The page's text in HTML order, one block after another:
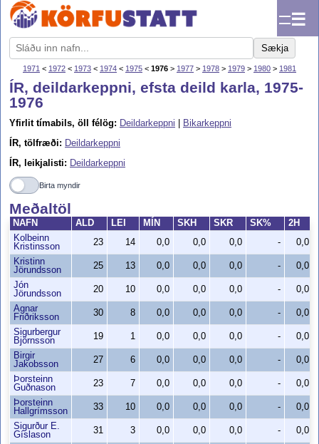
☰
Sækja
1971 < 1972 < 1973 < 1974 < 1975 < 1976 > 1977 > 1978 > 1979 > 1980 > 1981
ÍR, deildarkeppni, efsta deild karla, 1975-
1976
Yfirlit tímabils, öll félög: Deildarkeppni
Bikarkeppni
ÍR, tölfræði: Deildarkeppni
ÍR, leikjalisti: Deildarkeppni
Birta myndir
Meðaltöl
NAFN ALD LEI MÍN SKH SKR SK% 2H
Kolbeinn
Kristinsson
23 14 0,0 0,0 0,0 -
0,0
Kristinn
Jörundsson
25 13 0,0 0,0 0,0 -
0,0
Jón
Jörundsson
20 10 0,0 0,0 0,0 -
0,0
Agnar
Friðriksson
30 8 0,0 0,0 0,0 -
0,0
Sigurbergur
Björnsson
19 1 0,0 0,0 0,0 -
0,0
Birgir
Jakobsson
27 6 0,0 0,0 0,0 -
0,0
Þorsteinn
Guðnason
23 7 0,0 0,0 0,0 -
0,0
Þorsteinn
Hallgrímsson
33 10 0,0 0,0 0,0 -
0,0
Sigurður E.
Gíslason
31 3 0,0 0,0 0,0 -
0,0